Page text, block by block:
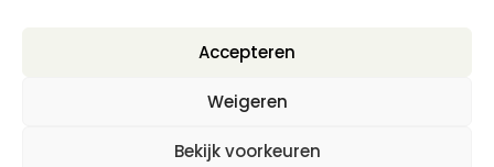
Accepteren
Weigeren
Bekijk voorkeuren